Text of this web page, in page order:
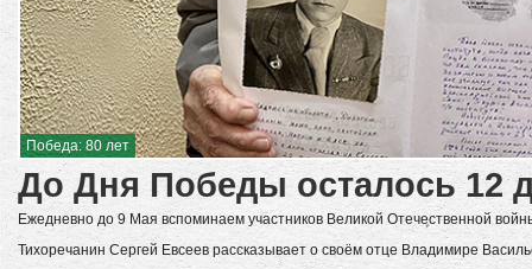
Победа: 80 лет
До Дня Победы осталось 12
Ежедневно до 9 Мая вспоминаем участников Великой Отечественной
Тихоречанин Сергей Евсеев рассказывает о своём отце Владимире